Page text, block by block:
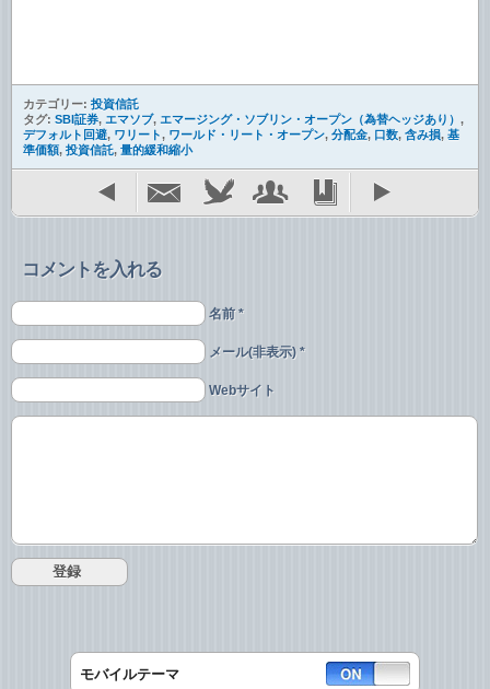
カテゴリー: 投資信託
タグ: SBI証券, エマソブ, エマージング・ソブリン・オープン（為替ヘッジあり） ,
デフォルト回避, ワリート, ワールド・リート・オープン, 分配金, 口数, 含み損, 基
準価額, 投資信託, 量的緩和縮小
コメントを入れる
名前 *
メール(非表示) *
Webサイト
モバイルテーマ